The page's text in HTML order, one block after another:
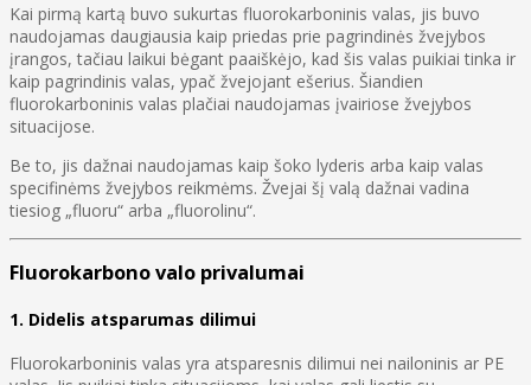
Kai pirmą kartą buvo sukurtas fluorokarboninis valas, jis buvo
naudojamas daugiausia kaip priedas prie pagrindinės žvejybos
įrangos, tačiau laikui bėgant paaiškėjo, kad šis valas puikiai tinka ir
kaip pagrindinis valas, ypač žvejojant ešerius. Šiandien
fluorokarboninis valas plačiai naudojamas įvairiose žvejybos
situacijose.
Be to, jis dažnai naudojamas kaip šoko lyderis arba kaip valas
specifinėms žvejybos reikmėms. Žvejai šį valą dažnai vadina
tiesiog „fluoru“ arba „fluorolinu“.
Fluorokarbono valo privalumai
1. Didelis atsparumas dilimui
Fluorokarboninis valas yra atsparesnis dilimui nei nailoninis ar PE